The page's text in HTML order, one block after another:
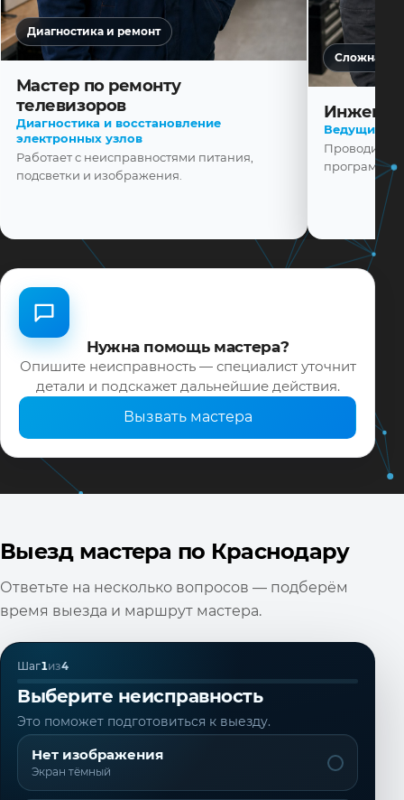
Диагностика и ремонт
Мастер по ремонту
телевизоров
Диагностика и восстановление
электронных узлов
Работает с неисправностями питания,
подсветки и изображения.
Сложная
Ведущий
Проводит
Нужна помощь мастера?
Опишите неисправность — специалист уточнит
детали и подскажет дальнейшие действия.
Вызвать мастера
Выезд мастера по Краснодару
Ответьте на несколько вопросов — подберём
время выезда и маршрут мастера.
Шаг1из4
Выберите неисправность
Это поможет подготовиться к выезду.
Нет изображения
Экран тёмный